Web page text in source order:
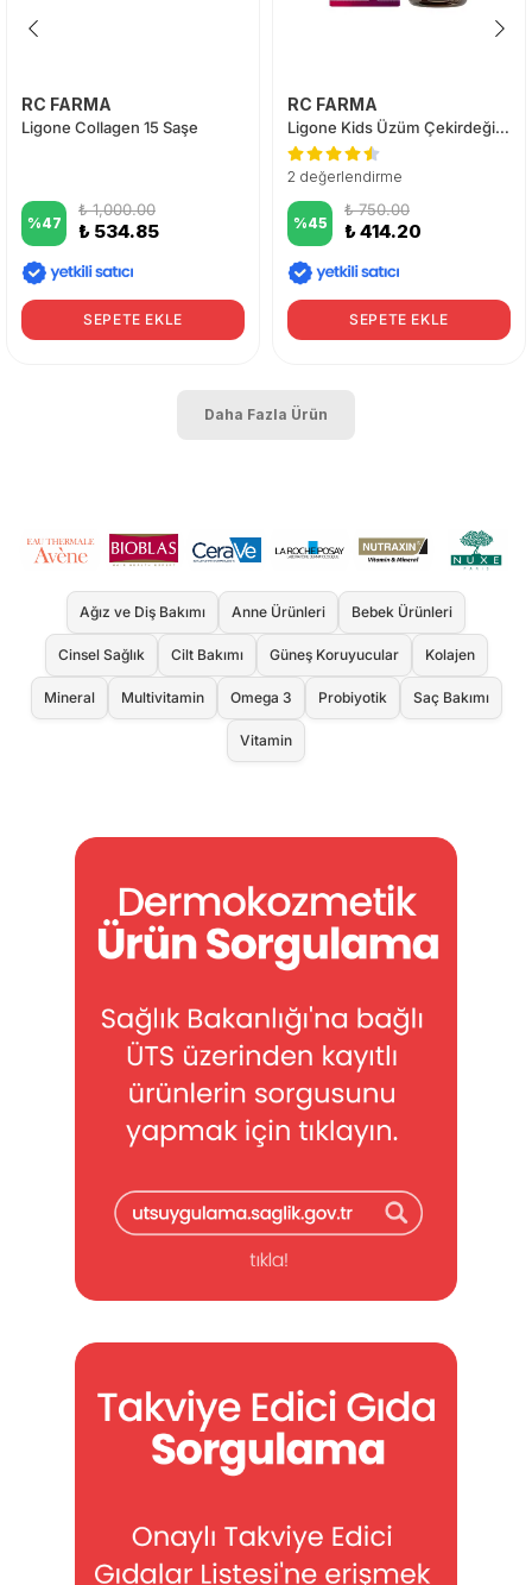
RC FARMA
Ligone Collagen 15 Saşe
%47
₺ 1,000.00
₺ 534.85
SEPETE EKLE
RC FARMA
Ligone Kids Üzüm Çekirdeği Şurup 200 ml
2 değerlendirme
%45
₺ 750.00
₺ 414.20
SEPETE EKLE
Daha Fazla Ürün
Ağız ve Diş Bakımı Anne Ürünleri Bebek Ürünleri
Cinsel Sağlık Cilt Bakımı Güneş Koruyucular Kolajen
Mineral Multivitamin Omega 3 Probiyotik Saç Bakımı
Vitamin